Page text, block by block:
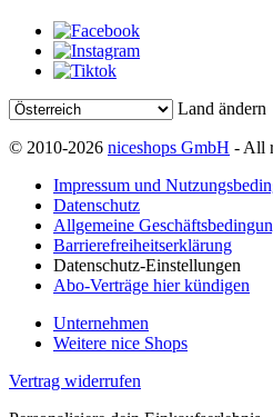
Land ändern
© 2010-2026 niceshops GmbH - All
Impressum und
Datenschutz
Allgemeine
Barrierefreiheitserklärung
Datenschutz-Einstellungen
Abo-Verträge hier kündigen
Unternehmen
Weitere nice Shops
Vertrag widerrufen